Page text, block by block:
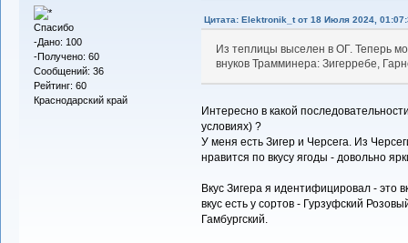
Спасибо
-Дано: 100
-Получено: 60
Сообщений: 36
Рейтинг: 60
Краснодарский край
Цитата: Elektronik_t от 18 Июля 2024,
Из теплицы выселен в ОГ. Теперь
внуков Трамминера: Зигерребе,
Интересно в какой
условиях) ?
У меня есть Зигер и Черсега. Из
нравится по вкусу ягоды - довольно
Вкус Зигера я идентифицировал - это
вкус есть у сортов - Гурзуфский
Гамбургский.